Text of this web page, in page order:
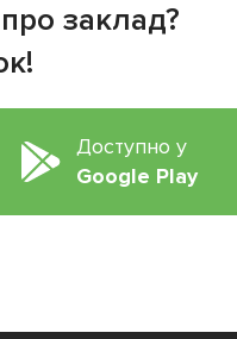
заклад?
Доступно у
Google Play